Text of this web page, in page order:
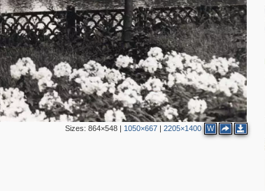
Sizes: 864×548| 1050×667| 2205×1400 W 5